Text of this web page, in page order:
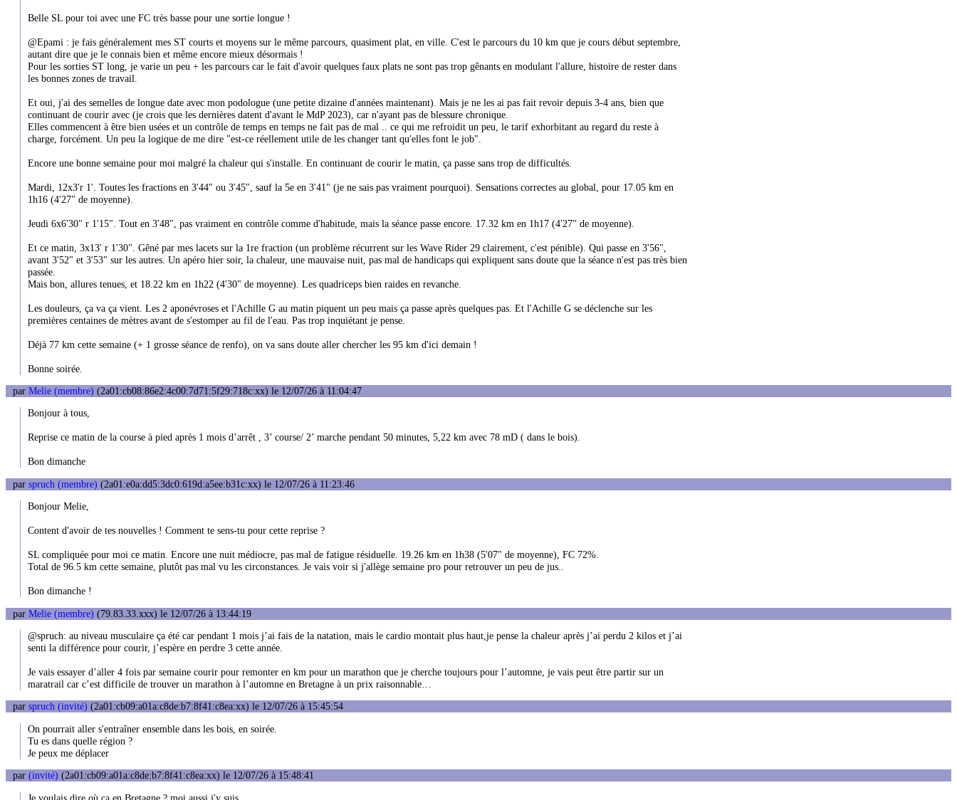
Belle SL pour toi avec une FC très basse pour une sortie longue !
@Epami : je fais généralement mes ST courts et moyens sur le même parcours, quasiment plat, en ville. C'est le parcours du 10 km que je cours début septembre,
autant dire que je le connais bien et même encore mieux désormais !
Pour les sorties ST long, je varie un peu + les parcours car le fait d'avoir quelques faux plats ne sont pas trop gênants en modulant l'allure, histoire de rester dans
les bonnes zones de travail.
Et oui, j'ai des semelles de longue date avec mon podologue (une petite dizaine d'années maintenant). Mais je ne les ai pas fait revoir depuis 3-4 ans, bien que
continuant de courir avec (je crois que les dernières datent d'avant le MdP 2023), car n'ayant pas de blessure chronique.
Elles commencent à être bien usées et un contrôle de temps en temps ne fait pas de mal .. ce qui me refroidit un peu, le tarif exhorbitant au regard du reste à
charge, forcément. Un peu la logique de me dire "est-ce réellement utile de les changer tant qu'elles font le job".
Encore une bonne semaine pour moi malgré la chaleur qui s'installe. En continuant de courir le matin, ça passe sans trop de difficultés.
Mardi, 12x3'r 1'. Toutes les fractions en 3'44" ou 3'45", sauf la 5e en 3'41" (je ne sais pas vraiment pourquoi). Sensations correctes au global, pour 17.05 km en
1h16 (4'27" de moyenne).
Jeudi 6x6'30" r 1'15". Tout en 3'48", pas vraiment en contrôle comme d'habitude, mais la séance passe encore. 17.32 km en 1h17 (4'27" de moyenne).
Et ce matin, 3x13' r 1'30". Gêné par mes lacets sur la 1re fraction (un problème récurrent sur les Wave Rider 29 clairement, c'est pénible). Qui passe en 3'56",
avant 3'52" et 3'53" sur les autres. Un apéro hier soir, la chaleur, une mauvaise nuit, pas mal de handicaps qui expliquent sans doute que la séance n'est pas très bien
passée.
Mais bon, allures tenues, et 18.22 km en 1h22 (4'30" de moyenne). Les quadriceps bien raides en revanche.
Les douleurs, ça va ça vient. Les 2 aponévroses et l'Achille G au matin piquent un peu mais ça passe après quelques pas. Et l'Achille G se déclenche sur les
premières centaines de mètres avant de s'estomper au fil de l'eau. Pas trop inquiétant je pense.
Déjà 77 km cette semaine (+ 1 grosse séance de renfo), on va sans doute aller chercher les 95 km d'ici demain !
Bonne soirée.
par Melie (membre) (2a01:cb08:86e2:4c00:7d71:5f29:718c:xx) le 12/07/26 à 11:04:47
Bonjour à tous,
Reprise ce matin de la course à pied après 1 mois d’arrêt , 3’ course/ 2’ marche pendant 50 minutes, 5,22 km avec 78 mD ( dans le bois).
Bon dimanche
par spruch (membre) (2a01:e0a:dd5:3dc0:619d:a5ee:b31c:xx) le 12/07/26 à 11:23:46
Bonjour Melie,
Content d'avoir de tes nouvelles ! Comment te sens-tu pour cette reprise ?
SL compliquée pour moi ce matin. Encore une nuit médiocre, pas mal de fatigue résiduelle. 19.26 km en 1h38 (5'07" de moyenne), FC 72%.
Total de 96.5 km cette semaine, plutôt pas mal vu les circonstances. Je vais voir si j'allège semaine pro pour retrouver un peu de jus..
Bon dimanche !
par Melie (membre) (79.83.33.xxx) le 12/07/26 à 13:44:19
@spruch: au niveau musculaire ça été car pendant 1 mois j’ai fais de la natation, mais le cardio montait plus haut,je pense la chaleur après j’ai perdu 2 kilos et j’ai
senti la différence pour courir, j’espère en perdre 3 cette année.
Je vais essayer d’aller 4 fois par semaine courir pour remonter en km pour un marathon que je cherche toujours pour l’automne, je vais peut être partir sur un
maratrail car c’est difficile de trouver un marathon à l’automne en Bretagne à un prix raisonnable…
par spruch (invité) (2a01:cb09:a01a:c8de:b7:8f41:c8ea:xx) le 12/07/26 à 15:45:54
On pourrait aller s'entraîner ensemble dans les bois, en soirée.
Tu es dans quelle région ?
Je peux me déplacer
par (invité) (2a01:cb09:a01a:c8de:b7:8f41:c8ea:xx) le 12/07/26 à 15:48:41
Je voulais dire où ca en Bretagne ? moi aussi j'y suis.